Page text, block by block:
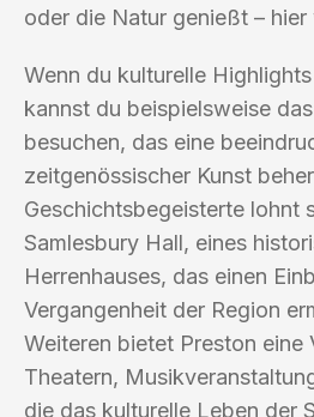
oder die Natur genießt –
Wenn du kulturelle
kannst du beispielsweise
besuchen, das eine
zeitgenössischer Kunst
Geschichtsbegeisterte lohnt
Samlesbury Hall, eines
Herrenhauses, das einen
Vergangenheit der Region
Weiteren bietet Preston eine
Theatern,
die das kulturelle Leben der